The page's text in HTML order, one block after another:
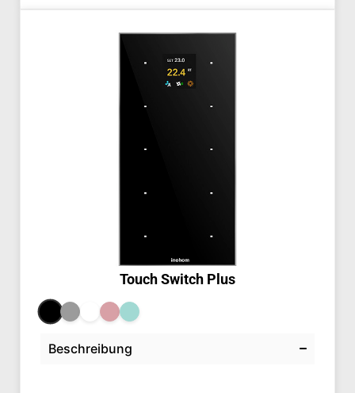
Touch Switch Plus
Beschreibung